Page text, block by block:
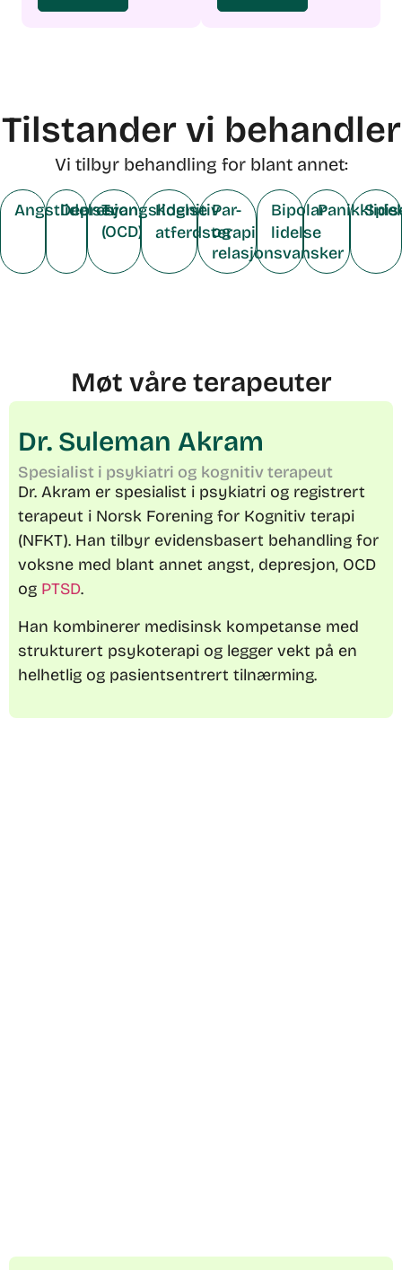
Tilstander vi behandler
Vi tilbyr behandling for blant annet:
Angstlidelser
DepresjonTvangslidelse
(OCD)
Kognitiv
atferdsterapi
Par-
og
relasjonsvansker
Bipolar
lidelse
Møt våre terapeuter
Dr. Suleman Akram
Spesialist i psykiatri og kognitiv terapeut
Dr. Akram er spesialist i psykiatri og registrert
terapeut i Norsk Forening for Kognitiv terapi
(NFKT). Han tilbyr evidensbasert behandling for
voksne med blant annet angst, depresjon, OCD
og PTSD.
Han kombinerer medisinsk kompetanse med
strukturert psykoterapi og legger vekt på en
helhetlig og pasientsentrert tilnærming.